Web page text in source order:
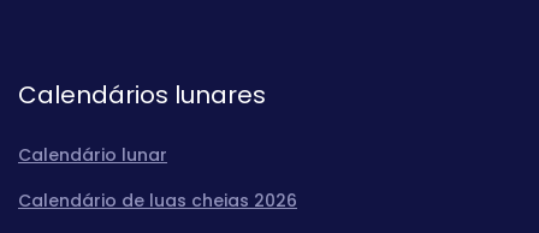
Calendários lunares
Calendário lunar
Calendário de luas cheias 2026